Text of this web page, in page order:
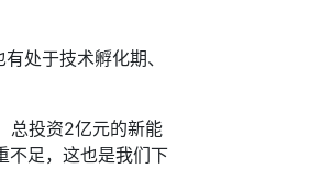
处于技术孵化期、
总投资2亿元的新能
不足，这也是我们下